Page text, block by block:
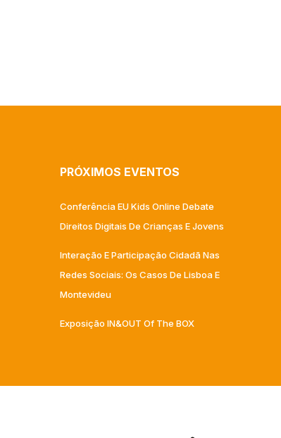
PRÓXIMOS EVENTOS
Conferência EU Kids Online Debate
Direitos Digitais De Crianças E Jovens
Interação E Participação Cidadã Nas
Redes Sociais: Os Casos De Lisboa E
Montevideu
Exposição IN&OUT Of The BOX